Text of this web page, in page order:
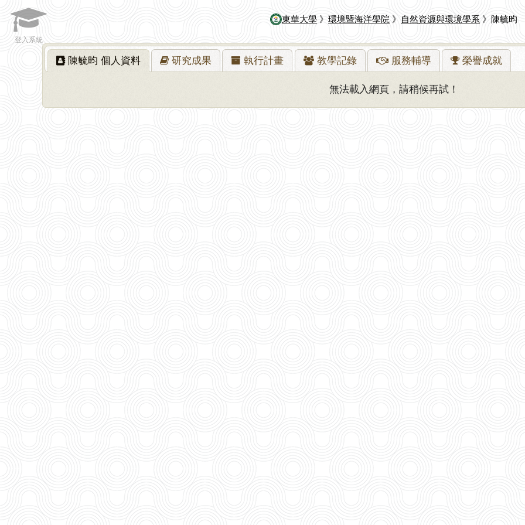
東華大學 》 環境暨海洋學院 》 自然資源與環境學系 》陳毓昀
登入系統
陳毓昀 個人資料 研究成果 執行計畫 教學記錄 服務輔導 榮譽成就
無法載入網頁，請稍候再試！